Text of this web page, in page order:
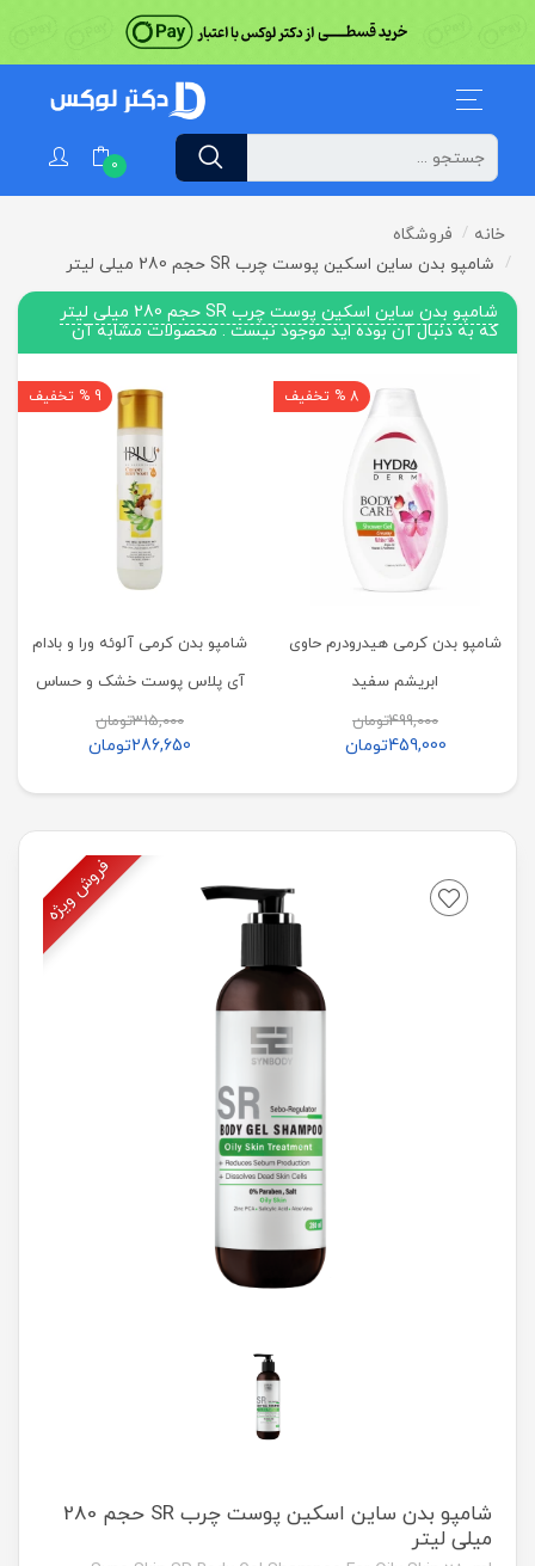
0
خانه
فروشگاه
شامپو بدن ساین اسکین پوست چرب SR حجم 280 میلی لیتر
شامپو بدن ساین اسکین پوست چرب SR حجم 280 میلی لیتر
که به دنبال آن بوده اید موجود نیست . محصولات مشابه آن
8 % تخفیف
شامپو بدن کرمی هیدرودرم حاوی
ابریشم سفید
499,000تومان
459,000تومان
9 % تخفیف
شامپو بدن کرمی آلوئه ورا و بادام
آی پلاس پوست خشک و حساس
315,000تومان
286,650تومان
فروش ویژه
شامپو بدن ساین اسکین پوست چرب SR حجم 280
میلی لیتر